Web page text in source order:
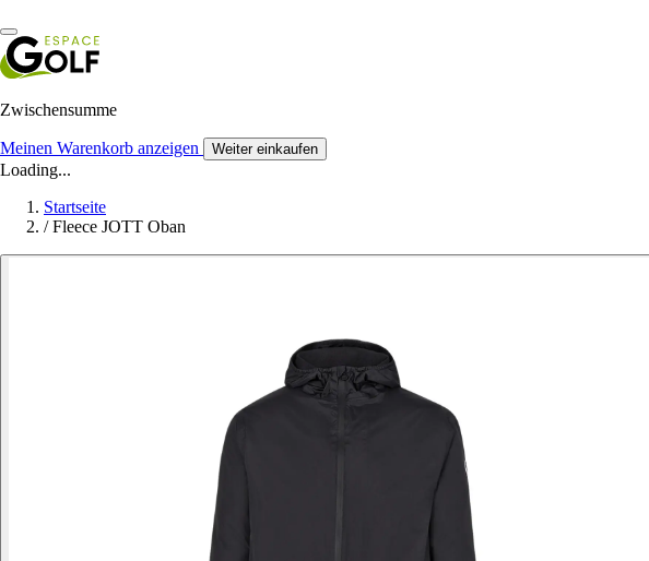
Zwischensumme
Meinen Warenkorb anzeigen Weiter einkaufen
Loading...
Startseite
/ Fleece JOTT Oban